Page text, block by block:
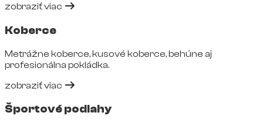
zobraziť viac
Koberce
Metrážne koberce, kusové koberce, behúne aj
profesionálna pokládka.
zobraziť viac
Športové podlahy